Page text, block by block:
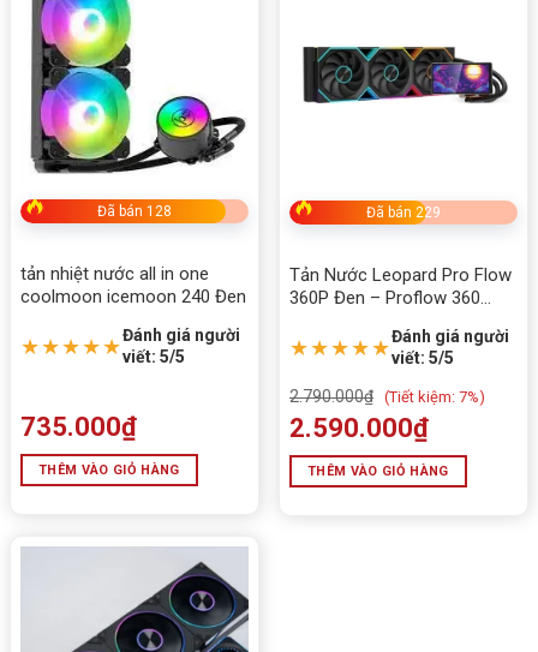
Đã bán 128
tản nhiệt nước all in one
coolmoon icemoon 240 Đen
★★★★★Đánh giá người
viết: 5/5
735.000₫
THÊM VÀO GIỎ HÀNG
Đã bán 229
Tản Nước Leopard Pro Flow
360P Đen – Proflow 360
RGB, Quay 270°
★★★★★Đánh giá người
viết: 5/5
2.790.000₫ (Tiết kiệm: 7%)
2.590.000₫
THÊM VÀO GIỎ HÀNG